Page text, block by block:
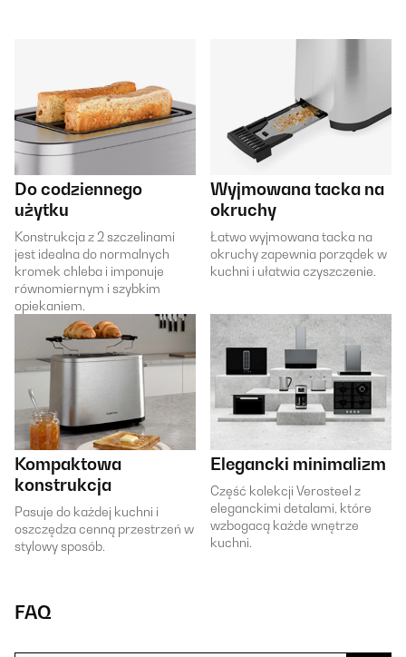
Do codziennego
użytku
Konstrukcja z 2 szczelinami
jest idealna do normalnych
kromek chleba i imponuje
równomiernym i szybkim
opiekaniem.
Wyjmowana tacka na
okruchy
Łatwo wyjmowana tacka na
okruchy zapewnia porządek w
kuchni i ułatwia czyszczenie.
Kompaktowa
konstrukcja
Pasuje do każdej kuchni i
oszczędza cenną przestrzeń w
stylowy sposób.
Elegancki minimalizm
Część kolekcji Verosteel z
eleganckimi detalami, które
wzbogacą każde wnętrze
kuchni.
FAQ